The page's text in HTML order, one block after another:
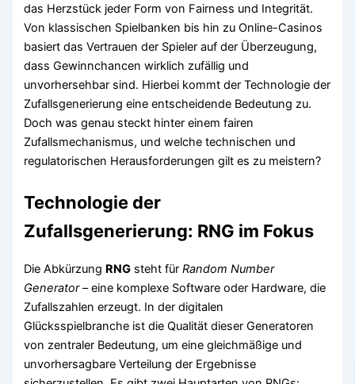
das Herzstück jeder Form von Fairness und Integrität.
Von klassischen Spielbanken bis hin zu Online-Casinos
basiert das Vertrauen der Spieler auf der Überzeugung,
dass Gewinnchancen wirklich zufällig und
unvorhersehbar sind. Hierbei kommt der Technologie der
Zufallsgenerierung eine entscheidende Bedeutung zu.
Doch was genau steckt hinter einem fairen
Zufallsmechanismus, und welche technischen und
regulatorischen Herausforderungen gilt es zu meistern?
Technologie der
Zufallsgenerierung: RNG im Fokus
Die Abkürzung RNG steht fürRandom Number
Generator– eine komplexe Software oder Hardware, die
Zufallszahlen erzeugt. In der digitalen
Glücksspielbranche ist die Qualität dieser Generatoren
von zentraler Bedeutung, um eine gleichmäßige und
unvorhersagbare Verteilung der Ergebnisse